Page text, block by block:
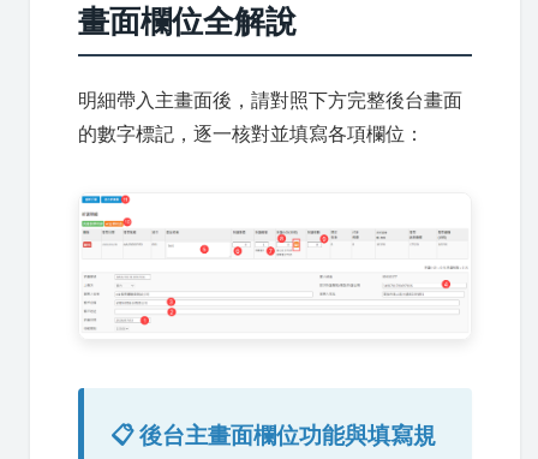
畫面欄位全解說
明細帶入主畫面後，請對照下方完整後台畫面
的數字標記，逐一核對並填寫各項欄位：
📋 後台主畫面欄位功能與填寫規